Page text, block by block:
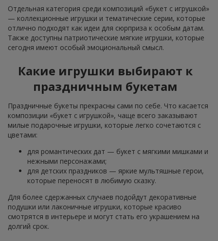
Отдельная категория среди композиций «букет с игрушкой»
— коллекционные игрушки и тематические серии, которые
отлично подходят как идеи для сюрприза к особым датам.
Также доступны патриотические мягкие игрушки, которые
сегодня имеют особый эмоциональный смысл.
Какие игрушки выбирают к
праздничным букетам
Праздничные букеты прекрасны сами по себе. Что касается
композиции «букет с игрушкой», чаще всего заказывают
милые подарочные игрушки, которые легко сочетаются с
цветами:
для романтических дат — букет с мягкими мишками и
нежными персонажами;
для детских праздников — яркие мультяшные герои,
которые переносят в любимую сказку.
Для более сдержанных случаев подойдут декоративные
подушки или лаконичные игрушки, которые красиво
смотрятся в интерьере и могут стать его украшением на
долгий срок.